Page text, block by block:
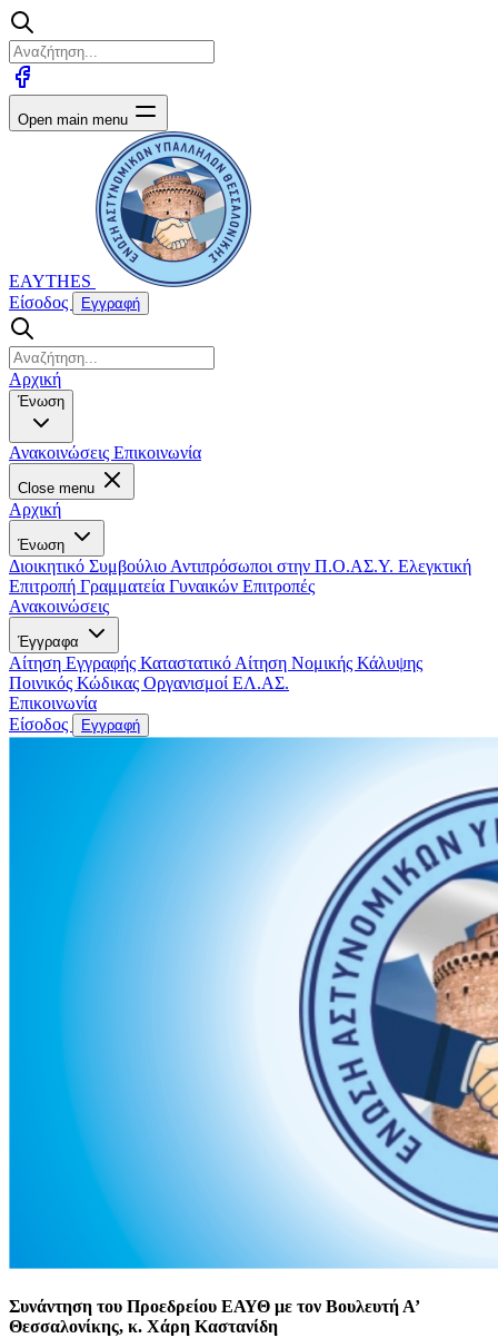
Open main menu
EAYTHES
Είσοδος
Εγγραφή
Αρχική
Ένωση
Ανακοινώσεις Επικοινωνία
Close menu
Αρχική
Ένωση
Διοικητικό Συμβούλιο Αντιπρόσωποι στην Π.Ο.ΑΣ.Υ. Ελεγκτική
Επιτροπή Γραμματεία Γυναικών Επιτροπές
Ανακοινώσεις
Έγγραφα
Αίτηση Εγγραφής Καταστατικό Αίτηση Νομικής Κάλυψης
Ποινικός Κώδικας Οργανισμοί ΕΛ.ΑΣ.
Επικοινωνία
Είσοδος
Εγγραφή
Συνάντηση του Προεδρείου ΕΑΥΘ με τον Βουλευτή Α’
Θεσσαλονίκης, κ. Χάρη Καστανίδη